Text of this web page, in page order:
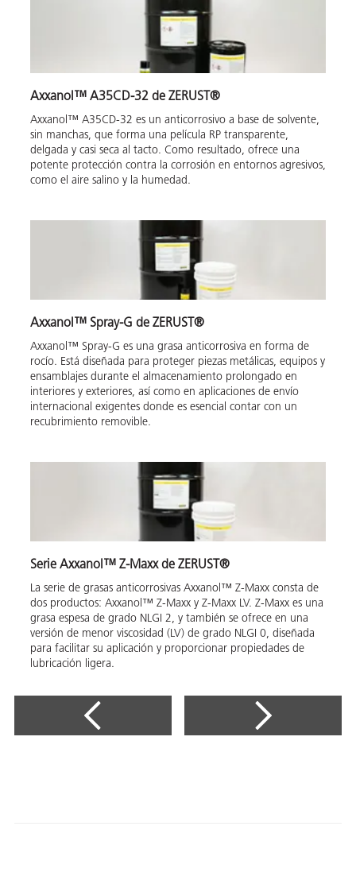
Axxanol™ A35CD-32 de ZERUST®
Axxanol™ A35CD-32 es un anticorrosivo a base de solvente,
sin manchas, que forma una película RP transparente,
delgada y casi seca al tacto. Como resultado, ofrece una
potente protección contra la corrosión en entornos agresivos,
como el aire salino y la humedad.
Axxanol™ Spray-G de ZERUST®
Axxanol™ Spray-G es una grasa anticorrosiva en forma de
rocío. Está diseñada para proteger piezas metálicas, equipos y
ensamblajes durante el almacenamiento prolongado en
interiores y exteriores, así como en aplicaciones de envío
internacional exigentes donde es esencial contar con un
recubrimiento removible.
Serie Axxanol™ Z-Maxx de ZERUST®
La serie de grasas anticorrosivas Axxanol™ Z-Maxx consta de
dos productos: Axxanol™ Z-Maxx y Z-Maxx LV. Z-Maxx es una
grasa espesa de grado NLGI 2, y también se ofrece en una
versión de menor viscosidad (LV) de grado NLGI 0, diseñada
para facilitar su aplicación y proporcionar propiedades de
lubricación ligera.